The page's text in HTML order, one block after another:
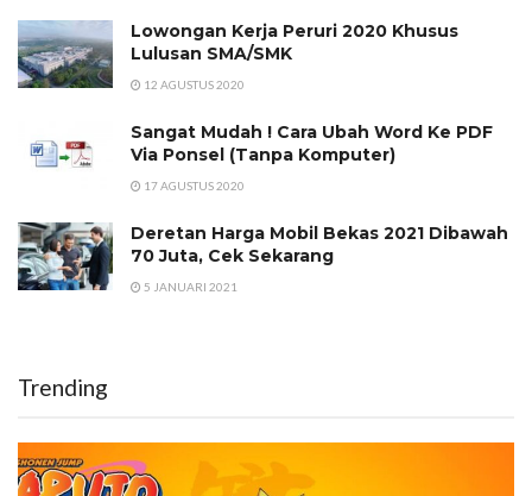
Lowongan Kerja Peruri 2020 Khusus
Lulusan SMA/SMK
12 AGUSTUS 2020
Sangat Mudah ! Cara Ubah Word Ke PDF
Via Ponsel (Tanpa Komputer)
17 AGUSTUS 2020
Deretan Harga Mobil Bekas 2021 Dibawah
70 Juta, Cek Sekarang
5 JANUARI 2021
Trending